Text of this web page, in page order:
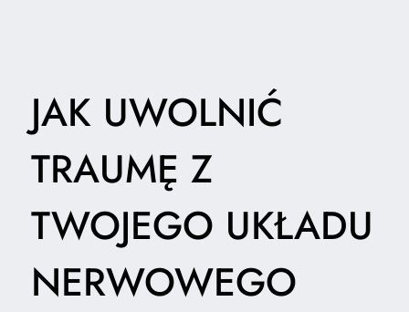
JAK UWOLNIĆ
TRAUMĘ Z
TWOJEGO UKŁADU
NERWOWEGO